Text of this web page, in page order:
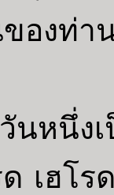
องท่า
นหนึ่ง
ด เฮโ